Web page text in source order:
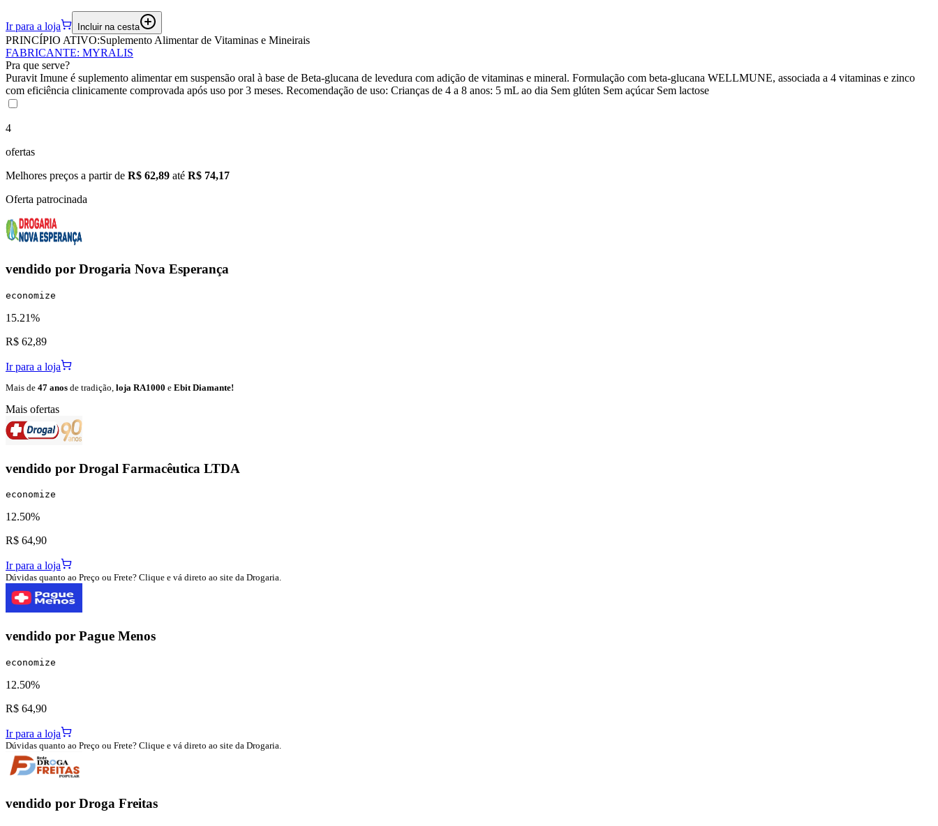
Ir para a loja Incluir na cesta
PRINCÍPIO ATIVO:Suplemento Alimentar de Vitaminas e Mineirais
FABRICANTE: MYRALIS
Pra que serve?
Puravit Imune é suplemento alimentar em suspensão oral à base de Beta-glucana de levedura com adição de vitaminas e mineral. Formulação com beta-glucana WELLMUNE, associada a 4 vitaminas e zinco
com eficiência clinicamente comprovada após uso por 3 meses. Recomendação de uso: Crianças de 4 a 8 anos: 5 mL ao dia Sem glúten Sem açúcar Sem lactose
4
ofertas
Melhores preços a partir de R$ 62,89 até R$ 74,17
Oferta patrocinada
vendido por Drogaria Nova Esperança
economize
15.21%
R$ 62,89
Ir para a loja
Mais de 47 anos de tradição, loja RA1000 e Ebit Diamante!
Mais ofertas
vendido por Drogal Farmacêutica LTDA
economize
12.50%
R$ 64,90
Ir para a loja
Dúvidas quanto ao Preço ou Frete? Clique e vá direto ao site da Drogaria.
vendido por Pague Menos
economize
12.50%
R$ 64,90
Ir para a loja
Dúvidas quanto ao Preço ou Frete? Clique e vá direto ao site da Drogaria.
vendido por Droga Freitas